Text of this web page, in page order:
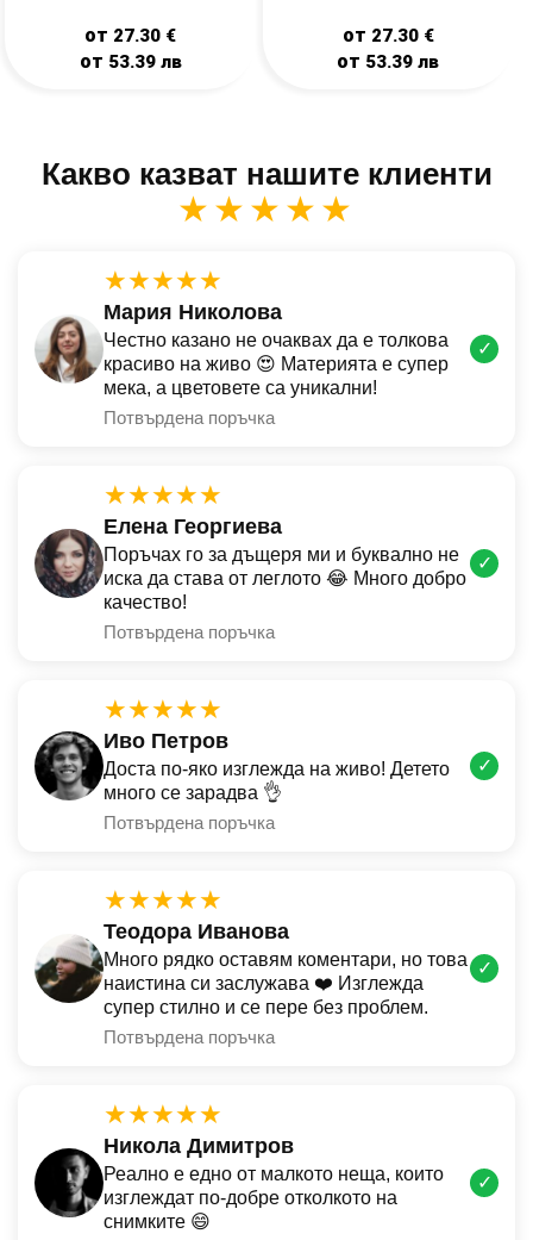
от 27.30 €
от 53.39 лв
от 27.30 €
от 53.39лв
Какво казват нашите клиенти
★★★★★
★★★★★
Мария Николова
Честно казано не очаквах да е толкова
красиво на живо 😍 Материята е супер
мека, а цветовете са уникални!
Потвърдена поръчка
✓
★★★★★
Елена Георгиева
Поръчах го за дъщеря ми и буквално не
иска да става от леглото 😂 Много добро
качество!
Потвърдена поръчка
✓
★★★★★
Иво Петров
Доста по-яко изглежда на живо! Детето
много се зарадва 👌
Потвърдена поръчка
✓
★★★★★
Теодора Иванова
Много рядко оставям коментари, но това
наистина си заслужава ❤️ Изглежда
супер стилно и се пере без проблем.
Потвърдена поръчка
✓
★★★★★
Никола Димитров
Реално е едно от малкото неща, които
изглеждат по-добре отколкото на
снимките 😄
✓